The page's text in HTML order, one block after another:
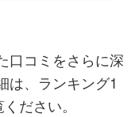
口コミをさらに深
は、ランキング1
ださい。